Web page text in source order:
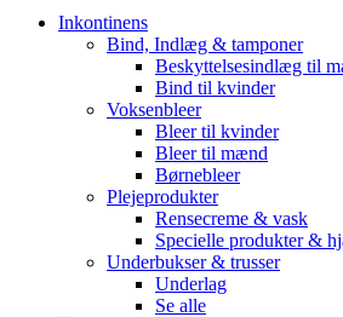
Inkontinens
Bind, Indlæg & tamponer
Beskyttelsesindlæg til
Bind til kvinder
Voksenbleer
Bleer til kvinder
Bleer til mænd
Børnebleer
Plejeprodukter
Rensecreme & vask
Specielle produkter &
Underbukser & trusser
Underlag
Se alle